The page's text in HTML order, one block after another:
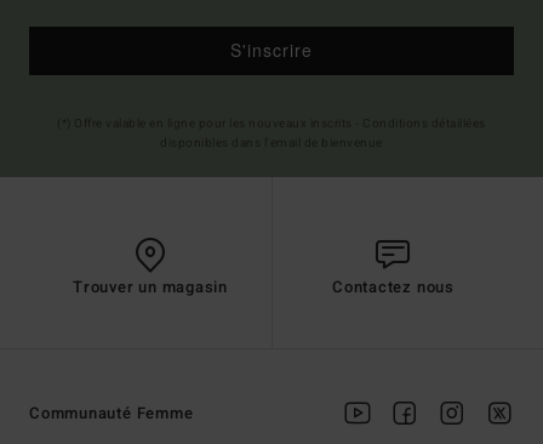
S'inscrire
Trouver un magasin Contactez nous
Communauté Femme